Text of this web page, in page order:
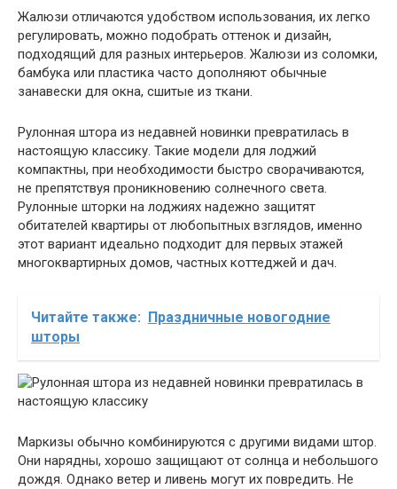
Жалюзи отличаются удобством использования, их легко
регулировать, можно подобрать оттенок и дизайн,
подходящий для разных интерьеров. Жалюзи из соломки,
бамбука или пластика часто дополняют обычные
занавески для окна, сшитые из ткани.
Рулонная штора из недавней новинки превратилась в
настоящую классику. Такие модели для лоджий
компактны, при необходимости быстро сворачиваются,
не препятствуя проникновению солнечного света.
Рулонные шторки на лоджиях надежно защитят
обитателей квартиры от любопытных взглядов, именно
этот вариант идеально подходит для первых этажей
многоквартирных домов, частных коттеджей и дач.
Читайте также: Праздничные новогодние
шторы
Маркизы обычно комбинируются с другими видами штор.
Они нарядны, хорошо защищают от солнца и небольшого
дождя. Однако ветер и ливень могут их повредить. Не